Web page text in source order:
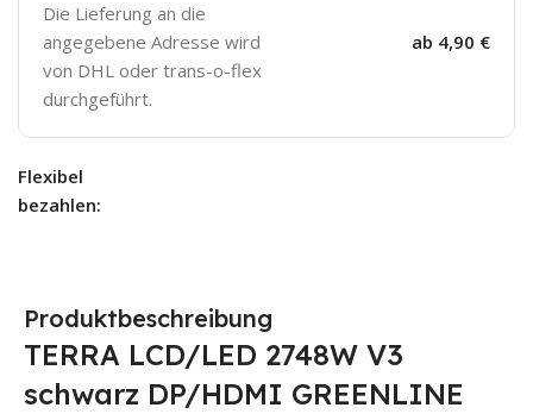
Die Lieferung an die
angegebene Adresse wird
von DHL oder trans-o-flex
durchgeführt.
ab 4,90 €
Flexibel
bezahlen:
Produktbeschreibung
TERRA LCD/LED 2748W V3
schwarz DP/HDMI GREENLINE